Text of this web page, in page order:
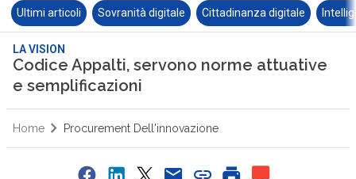
Ultimi articoli Sovranità digitale Cittadinanza digitale
LA VISION
Codice Appalti, servono norme attuative
e semplificazioni
Home Procurement Dell'innovazione